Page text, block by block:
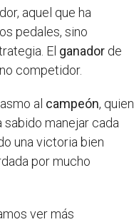
aquel que ha
pedales, sino
El ganador de
competidor.
al campeón, quien
sabido manejar cada
una victoria bien
por mucho
ver más